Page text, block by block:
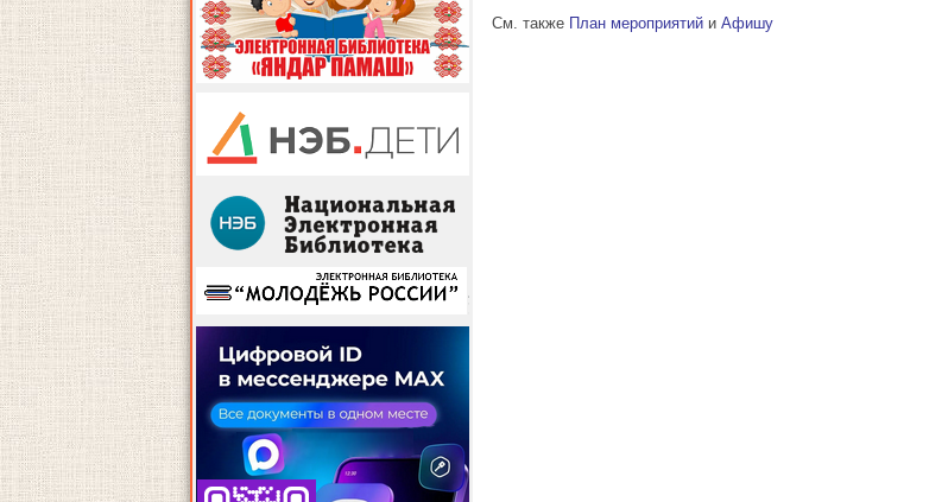
См. также План мероприятий и Афишу